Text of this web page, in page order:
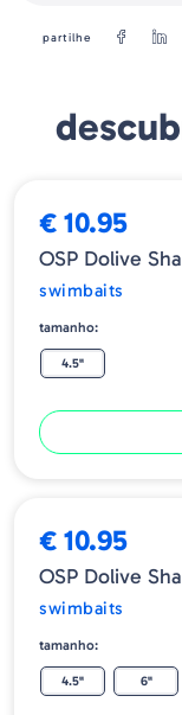
partilhe
€ 10.95
OSP Dolive
swimbaits
tamanho:
4.5"
€ 10.95
OSP Dolive
swimbaits
tamanho:
4.5" 6"